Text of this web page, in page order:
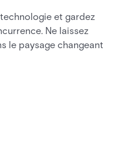
et gardez
Ne laissez
le paysage changeant